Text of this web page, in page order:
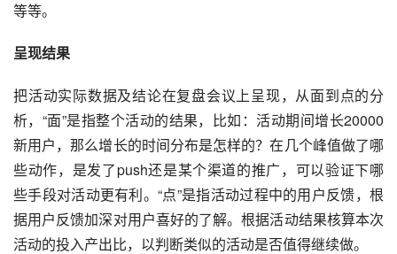
等等。
呈现结果
把活动实际数据及结论在复盘会议上呈现，从面到点的分
析，“面”是指整个活动的结果，比如：活动期间增长20000
新用户，那么增长的时间分布是怎样的？在几个峰值做了哪
些动作，是发了push还是某个渠道的推广，可以验证下哪
些手段对活动更有利。“点”是指活动过程中的用户反馈，根
据用户反馈加深对用户喜好的了解。根据活动结果核算本次
活动的投入产出比，以判断类似的活动是否值得继续做。